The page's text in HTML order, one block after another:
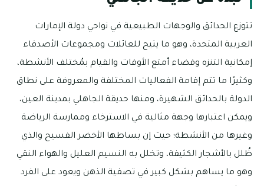
تتوزع الحدائق والوجهات الطبيعية في نواحي دولة الإمارات
العربية المتحدة، وهو ما يتيح للعائلات ومجموعات الأصدقاء
إمكانية التنزه وقضاء أمتع الأوقات والقيام بمُختلف الأنشطة،
وكثيرًا ما تتم إقامة الفعاليات المختلفة والمعروفة على نطاق
الدولة بالحدائق الشهيرة، ومنها حديقة الجاهلي بمدينة العين،
ويمكن اعتبارها وجهة مثالية في الاسترخاء وممارسة الرياضة
وغيرها من الأنشطة؛ حيث إن بساطها الأخضر الفسيح والذي
ظُلل بالأشجار الكثيفة، وتخلل به النسيم العليل والهواء النقي
وهو ما يساهم بشكل كبير في تصفية الذهن ويعود على الفرد